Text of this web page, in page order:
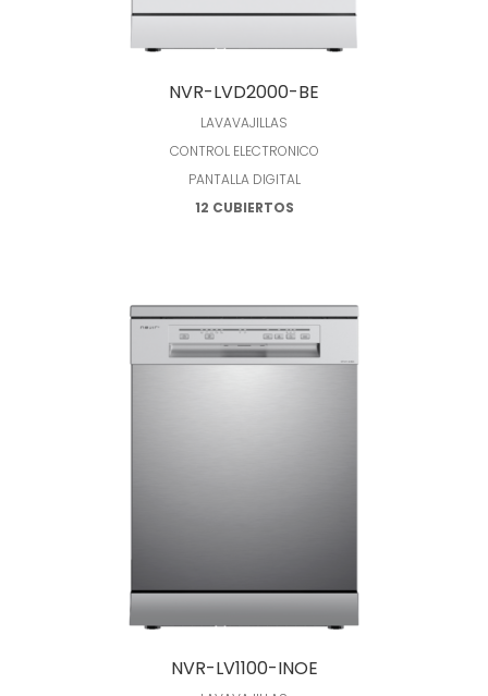
NVR-LVD2000-BE
LAVAVAJILLAS
CONTROL ELECTRONICO
PANTALLA DIGITAL
12 CUBIERTOS
NVR-LV1100-INOE